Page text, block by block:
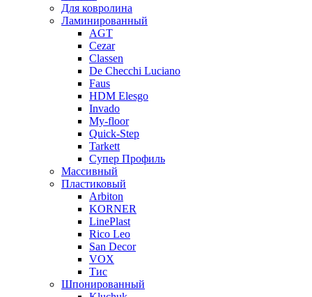
Для ковролина
Ламинированный
AGT
Cezar
Classen
De Checchi Luciano
Faus
HDM Elesgo
Invado
My-floor
Quick-Step
Tarkett
Супер Профиль
Массивный
Пластиковый
Arbiton
KORNER
LinePlast
Rico Leo
San Decor
VOX
Тис
Шпонированный